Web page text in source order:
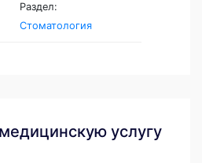
Раздел:
Стоматология
услугу